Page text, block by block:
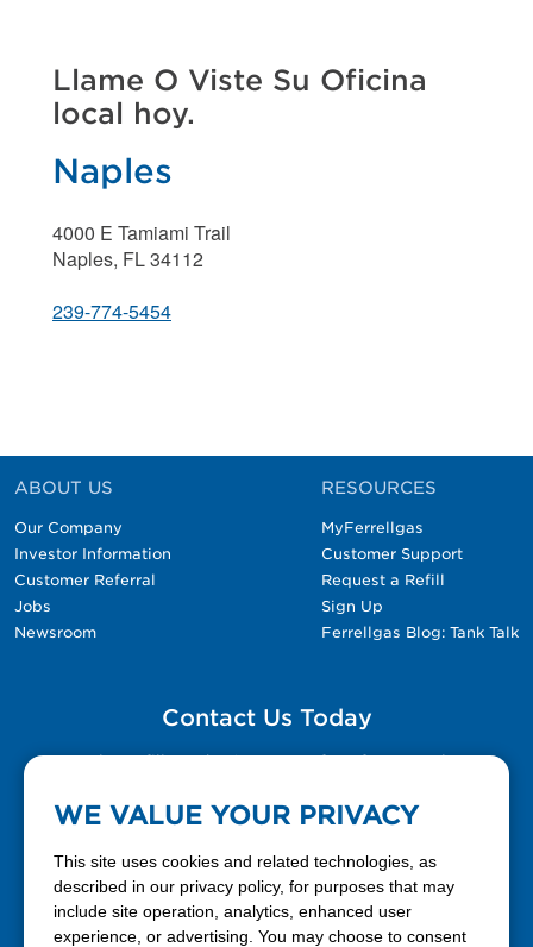
Llame O Viste Su Oficina
local hoy.
Naples
4000 E Tamiami Trail
Naples, FL 34112
239-774-5454
ABOUT US
Our Company
Investor Information
Customer Referral
Jobs
Newsroom
RESOURCES
MyFerrellgas
Customer Support
Request a Refill
Sign Up
Ferrellgas Blog: Tank Talk
Contact Us Today
Please fill out the Contact Us form for general
888-337-7355
WE VALUE YOUR PRIVACY
This site uses cookies and related technologies, as
described in our privacy policy, for purposes that may
include site operation, analytics, enhanced user
experience, or advertising. You may choose to consent